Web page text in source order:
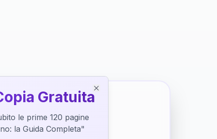
Gratuita
le prime 120 pagine
la Guida Completa"